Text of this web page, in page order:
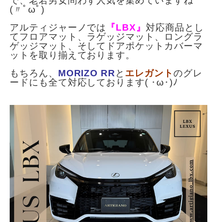
(〃ﾟωﾟ)
アルティジャーノでは
『LBX』 対応商品とし
てフロアマット、ラゲッジマット、ロングラ
ゲッジマット、そしてドアポケットカバーマ
ットを取り揃えております。
もちろん、 MORIZO RR と エレガントのグレ
ードにも全て対応しております( ･ω･)ﾉ